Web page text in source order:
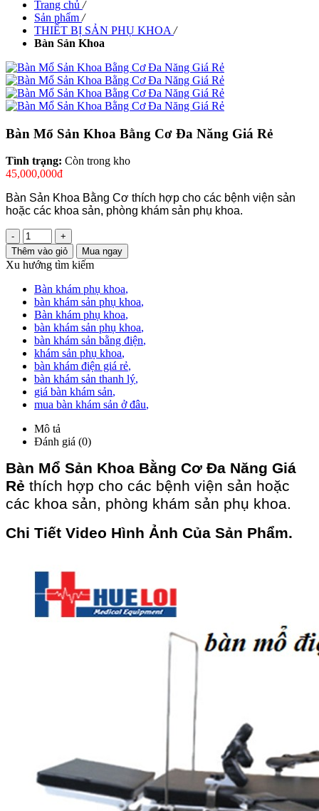
Trang chủ /
Sản phẩm /
THIẾT BỊ SẢN PHỤ KHOA /
Bàn Sản Khoa
Bàn Mổ Sản Khoa Bằng Cơ Đa Năng Giá Rẻ
Tình trạng: Còn trong kho
45,000,000đ
Bàn Sản Khoa Bằng Cơ thích hợp cho các bệnh viện sản
hoặc các khoa sản, phòng khám sản phụ khoa.
-
+
Thêm vào giỏ
Mua ngay
Xu hướng tìm kiếm
Bàn khám phụ khoa,
bàn khám sản phụ khoa,
Bàn khám phụ khoa,
bàn khám sản phụ khoa,
bàn khám sản bằng điện,
khám sản phụ khoa,
bàn khám điện giá rẻ,
bàn khám sản thanh lý,
giá bàn khám sản,
mua bàn khám sản ở đâu,
Mô tả
Đánh giá (0)
Bàn Mổ Sản Khoa Bằng Cơ Đa Năng Giá
Rẻ thích hợp cho các bệnh viện sản hoặc
các khoa sản, phòng khám sản phụ khoa.
Chi Tiết Video Hình Ảnh Của Sản Phẩm.